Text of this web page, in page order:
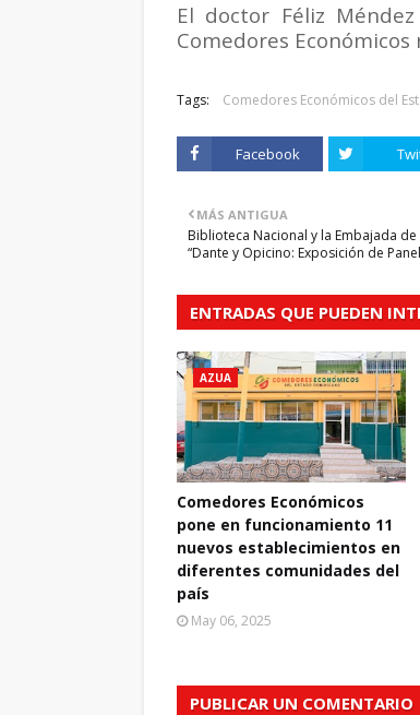
El doctor Féliz
Comedores
Tags: Comedores Económicos del
Facebook
MÁS ANTIGUA
Biblioteca Nacional y la Embajada
“Dante y Opicino: Exposición de
ENTRADAS QUE PUEDEN
AZUA
Comedores Económicos
pone en funcionamiento 11
nuevos establecimientos en
diferentes comunidades del
país
May 06, 2025
PUBLICAR UN COMENTARIO